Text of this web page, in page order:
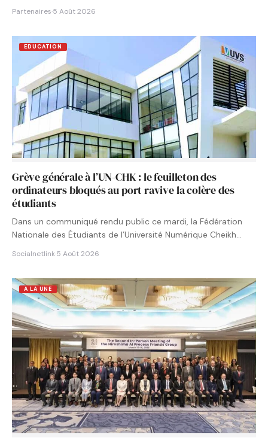
Partenaires·5 Août 2026
EDUCATION
Grève générale à l’UN-CHK : le feuilleton des
ordinateurs bloqués au port ravive la colère des
étudiants
Dans un communiqué rendu public ce mardi, la Fédération
Nationale des Étudiants de l’Université Numérique Cheikh
Socialnetlink·5 Août 2026
A LA UNE